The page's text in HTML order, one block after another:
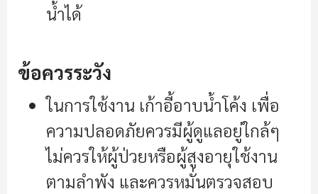
น้ำได้
ข้อควรระวัง
ในการใช้งาน เก้าอี้อาบน้ำโค้ง เพื่อ
ความปลอดภัยควรมีผู้ดูแลอยู่ใกล้ๆ
ไม่ควรให้ผู้ป่วยหรือผู้สูงอายุใช้งาน
ตามลำพัง และควรหมั่นตรวจสอบ